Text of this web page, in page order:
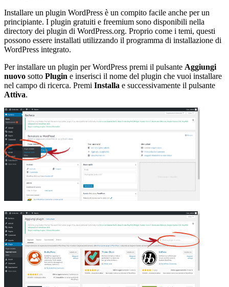
Installare un plugin WordPress è un compito facile anche per un
principiante. I plugin gratuiti e freemium sono disponibili nella
directory dei plugin di WordPress.org. Proprio come i temi, questi
possono essere installati utilizzando il programma di installazione di
WordPress integrato.
Per installare un plugin per WordPress premi il pulsante Aggiungi
nuovo sotto Plugin e inserisci il nome del plugin che vuoi installare
nel campo di ricerca. Premi Installa e successivamente il pulsante
Attiva.